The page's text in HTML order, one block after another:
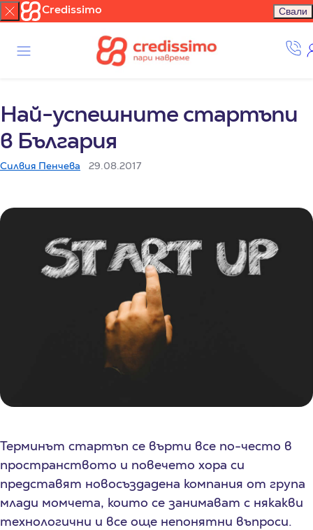
Credissimo Свали
Най-успешните стартъпи
в България
Силвия Пенчева 29.08.2017
Терминът стартъп се върти все по-често в
пространството и повечето хора си
представят новосъздадена компания от група
млади момчета, които се занимават с някакви
технологични и все още непонятни въпроси.